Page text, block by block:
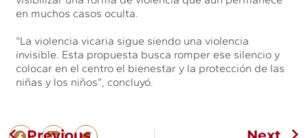
en muchos casos oculta.
“La violencia vicaria sigue siendo una violencia
invisible. Esta propuesta busca romper ese silencio y
colocar en el centro el bienestar y la protección de las
niñas y los niños”, concluyó.